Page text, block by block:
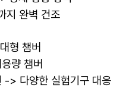
지 완벽 건조
형 챔버
량 챔버
-> 다양한 실험기구 대응